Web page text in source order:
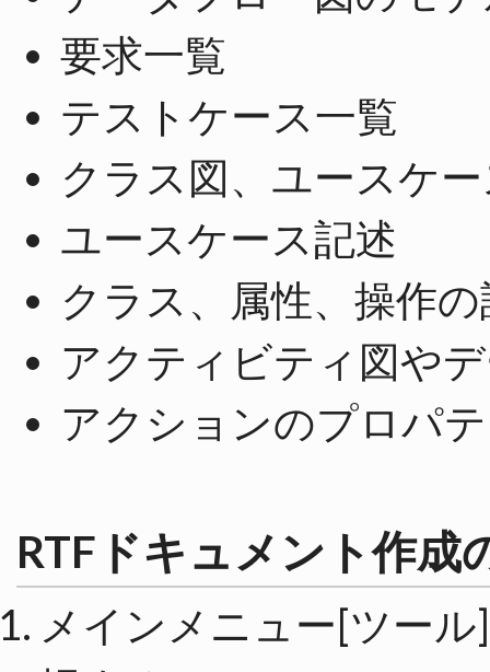
要求一覧
テストケース一覧
クラス図、ユースケ
ユースケース記述
クラス、属性、操作
アクティビティ図や
アクションのプロパ
RTFドキュメント作成
メインメニュー[ツー